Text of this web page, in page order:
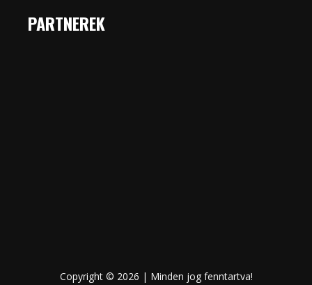
PARTNEREK
Copyright © 2026 | Minden jog fenntartva!